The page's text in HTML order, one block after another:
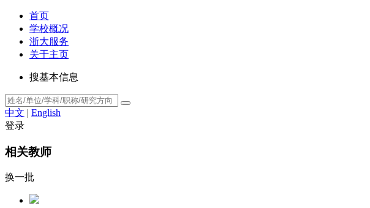
首页
学校概况
浙大服务
关于主页
搜基本信息
中文 | English
登录
相关教师
换一批